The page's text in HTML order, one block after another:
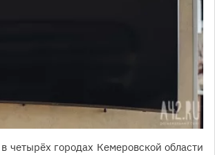
четырёх городах Кемеровской области